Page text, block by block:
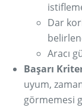
Dar
Aracı
Başarı
uyum,
görmemesi